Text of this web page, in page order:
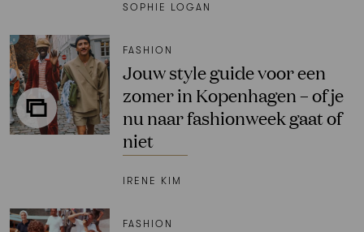
SOPHIE LOGAN
FASHION
Jouw style guide voor een
zomer in Kopenhagen – of je
nu naar fashionweek gaat of
niet
IRENE KIM
FASHION